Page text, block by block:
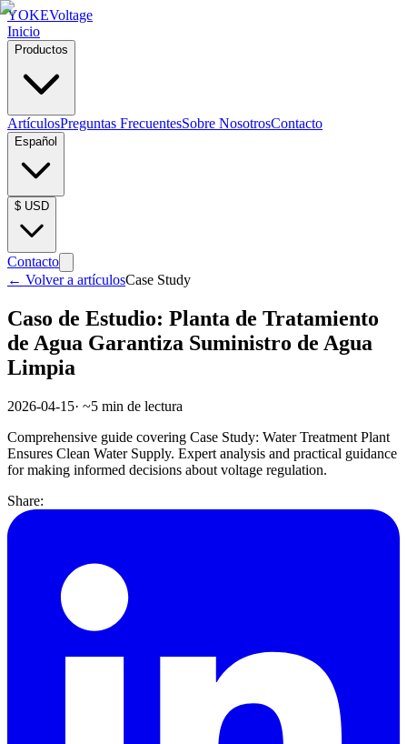
YOKEVoltage
Inicio
Productos
ArtículosPreguntas FrecuentesSobre NosotrosContacto
Español
$ USD
Contacto
← Volver a artículosCase Study
Caso de Estudio: Planta de Tratamiento
de Agua Garantiza Suministro de Agua
Limpia
2026-04-15· ~5 min de lectura
Comprehensive guide covering Case Study: Water Treatment Plant
Ensures Clean Water Supply. Expert analysis and practical guidance
for making informed decisions about voltage regulation.
Share: